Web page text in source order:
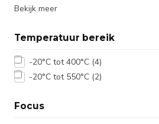
Bekijk meer
Temperatuur bereik
-20°C tot 400°C (4)
-20°C tot 550°C (2)
Focus